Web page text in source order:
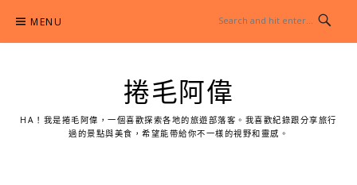
content
MENU
捲毛阿偉
HA！我是捲毛阿偉，一個喜歡探索各地的旅遊部落客。我喜歡紀錄跟分享旅行
過的景點與美食，希望能帶給你不一樣的視野和靈感。